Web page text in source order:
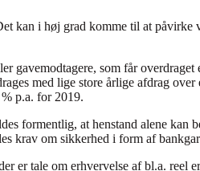
kan i høj grad komme til at påvirke
gavemodtagere, som får
med lige store årlige afdrag over
p.a. for 2019.
formentlig, at henstand alene kan
krav om sikkerhed i form af
er tale om erhvervelse af bl.a. reel